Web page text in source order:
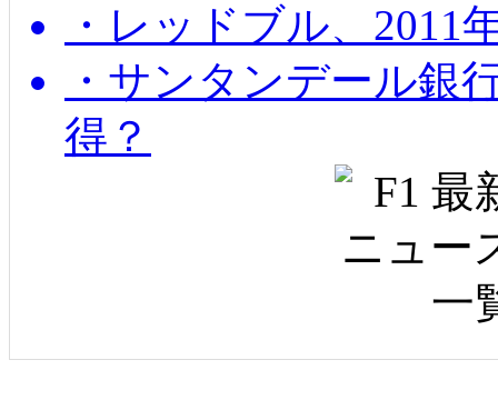
・レッドブル、2011
・サンタンデール銀
得？